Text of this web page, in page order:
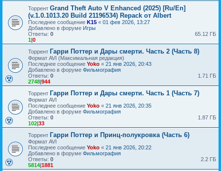
Торрент Grand Theft Auto V Enhanced (2025) [Ru/En]
(v.1.0.1013.20 Build 21196534) Repack от Albert
Последнее сообщение K15 « 01 фев 2026, 13:27
Добавлено в форуме Игры
Ответы: 0
1|0
65.12 ГБ
Торрент Гарри Поттер и Дары смерти. Часть 2 (Часть 8)
Формат AVI (Максимальная редакция)
Последнее сообщение Yoko « 21 янв 2026, 20:43
Добавлено в форуме Фильмография
Ответы: 0
2748|944
1.71 ГБ
Торрент Гарри Поттер и Дары смерти. Часть 1 (Часть 7)
Формат AVI
Последнее сообщение Yoko « 21 янв 2026, 20:35
Добавлено в форуме Фильмография
Ответы: 0
102|33
1.87 ГБ
Торрент Гарри Поттер и Принц-полукровка (Часть 6)
Формат AVI
Последнее сообщение Yoko « 21 янв 2026, 20:22
Добавлено в форуме Фильмография
Ответы: 0
5814|1881
2.2 ГБ